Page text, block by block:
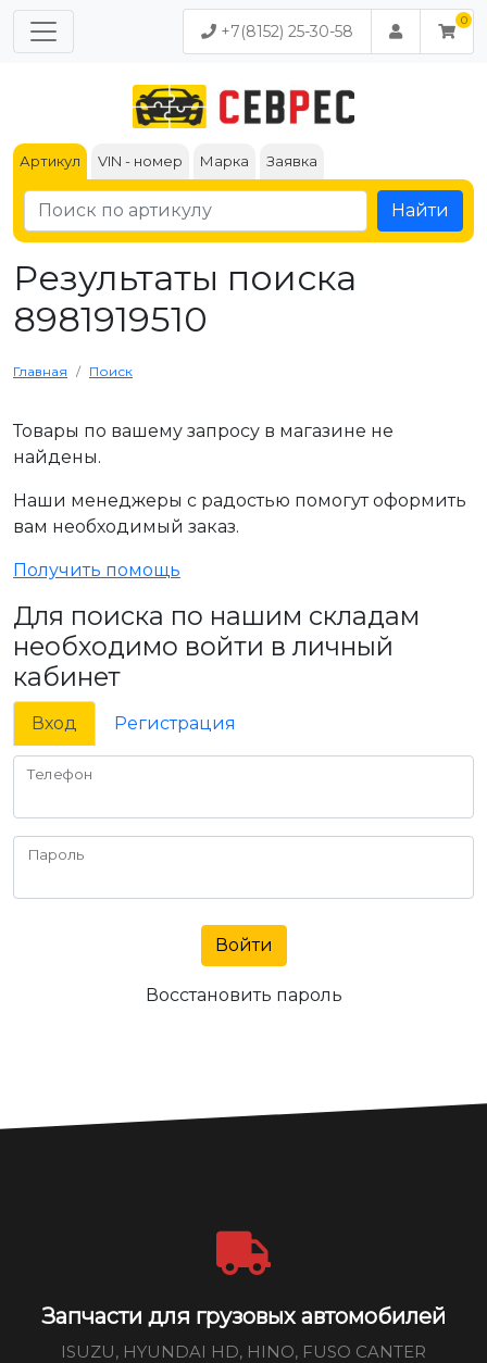
+7(8152) 25-30-58
Артикул VIN - номер Марка Заявка
Найти
Результаты поиска
8981919510
Главная Поиск
Товары по вашему запросу в магазине не
найдены.
Наши менеджеры с радостью помогут оформить
вам необходимый заказ.
Получить помощь
Для поиска по нашим складам
необходимо войти в личный
кабинет
Вход Регистрация
Телефон
Пароль
Войти
Восстановить пароль
Запчасти для грузовых автомобилей
ISUZU, HYUNDAI HD, HINO, FUSO CANTER